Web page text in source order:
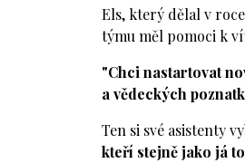
Els, který dělal v
týmu měl pomoci k
"Chci nastartovat
a vědeckých
Ten si své asistenty
kteří stejně jako já